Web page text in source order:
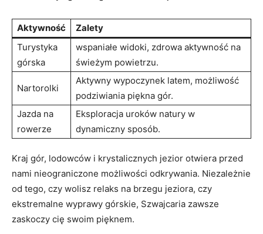
Aktywność
Zalety
Turystyka
górska
wspaniałe widoki, zdrowa aktywność na
świeżym powietrzu.
Nartorolki
Aktywny wypoczynek latem, możliwość
podziwiania piękna gór.
Jazda na
rowerze
Eksploracja uroków natury w
dynamiczny sposób.
Kraj gór, lodowców i krystalicznych jezior otwiera przed
nami nieograniczone możliwości odkrywania. Niezależnie
od tego, czy wolisz relaks na brzegu jeziora, czy
ekstremalne wyprawy górskie, Szwajcaria zawsze
zaskoczy cię swoim pięknem.